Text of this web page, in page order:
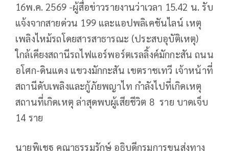
16พ.ค. 2569 -ผู้สื่อข่าวรายงานว่าเวลา 15.42 น. รับ
แจ้งจากสายด่วน 199 และแอปพลิเคชันไลน์ เหตุ
เพลิงไหม้รถโดยสารสาธารณะ (ประสบอุบัติเหตุ)
ใกล้เคียงสถานีรถไฟแอร์พอร์ตเรลลิ้งค์มักกะสัน ถนน
อโศก-ดินแดง แขวงมักกะสัน เขตราชเทวี เจ้าหน้าที่
สถานีดับเพลิงและกู้ภัยพญาไท กำลังไปที่เกิดเหตุ
สถานที่เกิดเหตุ ล่าสุดพบผู้เสียชีวิต 8 ราย บาดเจ็บ
14 ราย
นายพิเชฐ คุณาธรรมรักษ์ อธิบดีกรมการขนส่งทาง